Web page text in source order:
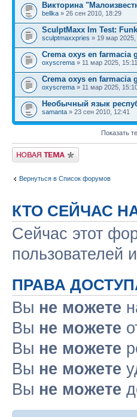
Викторина
bellka » 26 сен 2010, 18:29
SculptMaxx Im Test:
sculptmaxxpries » 19 мар 2025,
Crema oxys en farmacia
oxyscrema » 11 мар 2025, 15:11
Crema oxys en farmacia
oxyscrema » 11 мар 2025,
Необычный язык
samanta » 23 сен 2010, 12:41
Показать
Новая тема
Вернуться в Список форумов
КТО СЕЙЧАС
Сейчас этот
пользователей
ПРАВА
Вы не можете
Вы не можете
Вы не можете
Вы не можете
Вы не можете